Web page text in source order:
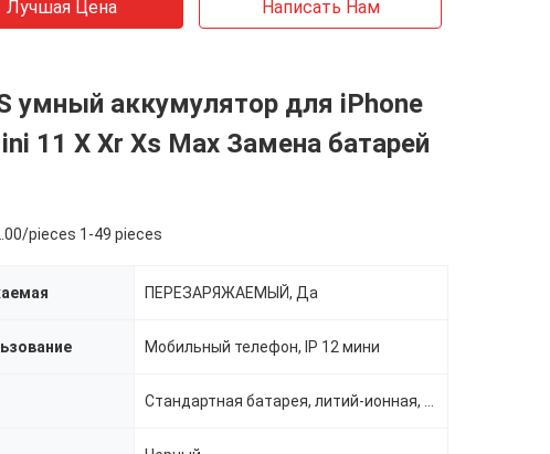
Лучшая Цена Написать Нам
умный аккумулятор для iPhone
11 X Xr Xs Max Замена батарей
pieces 1-49 pieces
ПЕРЕЗАРЯЖАЕМЫЙ, Да
Мобильный телефон, IP 12 мини